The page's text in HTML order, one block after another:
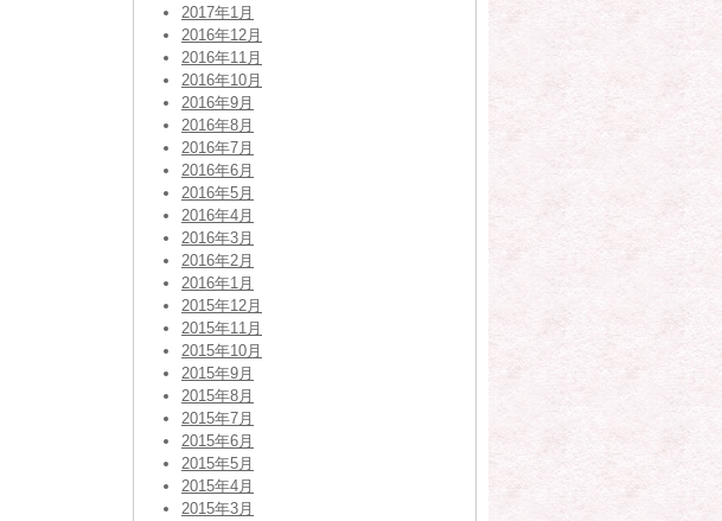
2017年1月
2016年12月
2016年11月
2016年10月
2016年9月
2016年8月
2016年7月
2016年6月
2016年5月
2016年4月
2016年3月
2016年2月
2016年1月
2015年12月
2015年11月
2015年10月
2015年9月
2015年8月
2015年7月
2015年6月
2015年5月
2015年4月
2015年3月